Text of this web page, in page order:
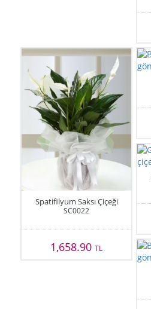
Spatifilyum Saksı Çiçeği
SC0022
1,658.90TL